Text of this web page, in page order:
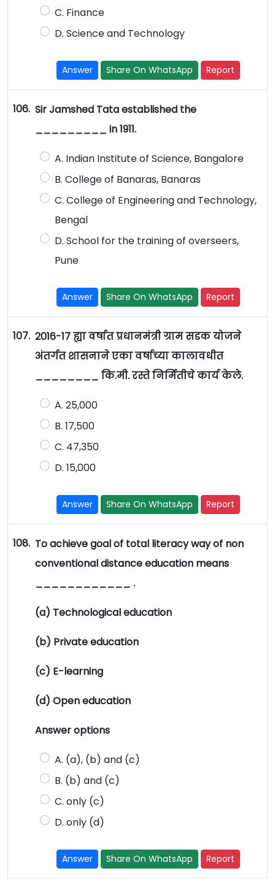
C. Finance
D. Science and Technology
Answer Share On WhatsApp Report
106. Sir Jamshed Tata established the
_________ in 1911.
A. Indian Institute of Science, Bangalore
B. College of Banaras, Banaras
C. College of Engineering and Technology,
Bengal
D. School for the training of overseers,
Pune
Answer Share On WhatsApp Report
107. 2016-17 ह्या वर्षात प्रधानमंत्री ग्राम सडक योजने
अंतर्गत शासनाने एका वर्षाच्या कालावधीत
________ कि.मी. रस्ते निर्मितीचे कार्य केले.
A. 25,000
B. 17,500
C. 47,350
D. 15,000
Answer Share On WhatsApp Report
108. To achieve goal of total literacy way of non
conventional distance education means
____________ .
(a) Technological education
(b) Private education
(c) E-learning
(d) Open education
Answer options
A. (a), (b) and (c)
B. (b) and (c)
C. only (c)
D. only (d)
Answer Share On WhatsApp Report